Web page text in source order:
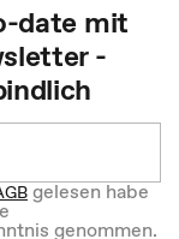
date mit
-
gelesen habe
genommen.